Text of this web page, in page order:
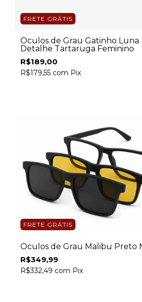
FRETE GRÁTIS
Óculos de Grau Gatinho Luna
Detalhe Tartaruga Feminino
R$189,00
R$179,55 com Pix
FRETE GRÁTIS
Óculos de Grau Malibu Preto
R$349,99
R$332,49 com Pix